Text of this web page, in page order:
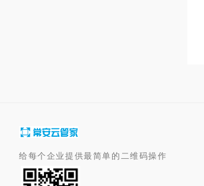
给每个企业提供最简单的二维码操作